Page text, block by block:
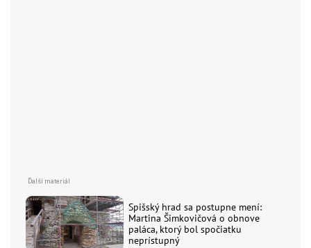
Spišský hrad sa postupne mení:
Martina Šimkovičová o obnove
paláca, ktorý bol spočiatku
neprístupný